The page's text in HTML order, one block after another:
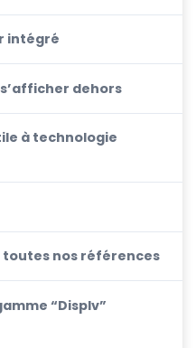
intégré
dehors
à technologie
: toutes nos références
“Displv”